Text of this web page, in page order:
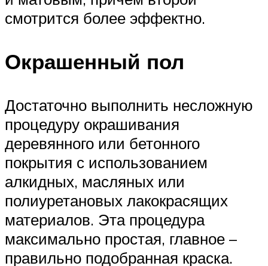
смотрится более эффектно.
Окрашенный пол
Достаточно выполнить несложную
процедуру окрашивания
деревянного или бетонного
покрытия с использованием
алкидных, масляных или
полиуретановых лакокрасящих
материалов. Эта процедура
максимально простая, главное –
правильно подобранная краска.